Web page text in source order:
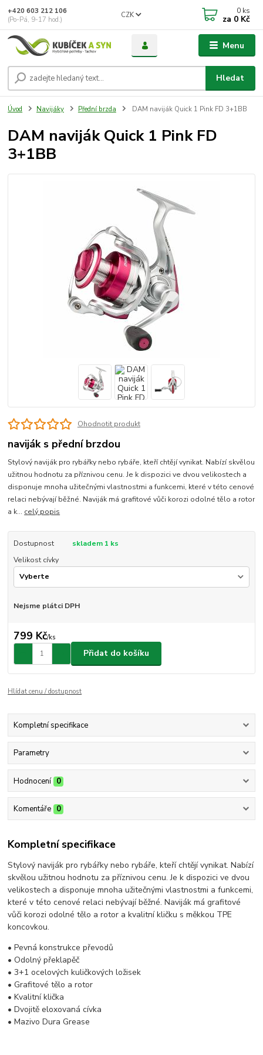
Menu
CZK
Hledat
+420 603 212 106
(Po-Pá, 9-17 hod.)
0 ks
za 0 Kč
Úvod Navijáky Přední brzda DAM naviják Quick 1 Pink FD 3+1BB
DAM naviják Quick 1 Pink FD
3+1BB
Ohodnotit produkt
naviják s přední brzdou
Stylový naviják pro rybářky nebo rybáře, kteří chtějí vynikat. Nabízí skvělou
užitnou hodnotu za příznivou cenu. Je k dispozici ve dvou velikostech a
disponuje mnoha užitečnými vlastnostmi a funkcemi, které v této cenové
relaci nebývají běžné. Naviják má grafitové vůči korozi odolné tělo a rotor
a k... celý popis
Dostupnost
skladem 1 ks
Velikost cívky
Nejsme plátci DPH
799 Kč/ks
Přidat do košíku
Hlídat cenu / dostupnost
Kompletní specifikace
Parametry
Hodnocení 0
Komentáře 0
Kompletní specifikace
Stylový naviják pro rybářky nebo rybáře, kteří chtějí vynikat. Nabízí
skvělou užitnou hodnotu za příznivou cenu. Je k dispozici ve dvou
velikostech a disponuje mnoha užitečnými vlastnostmi a funkcemi,
které v této cenové relaci nebývají běžné. Naviják má grafitové
vůči korozi odolné tělo a rotor a kvalitní kličku s měkkou TPE
koncovkou.
• Pevná konstrukce převodů
• Odolný překlapěč
• 3+1 ocelových kuličkových ložisek
• Grafitové tělo a rotor
• Kvalitní klička
• Dvojitě eloxovaná cívka
• Mazivo Dura Grease